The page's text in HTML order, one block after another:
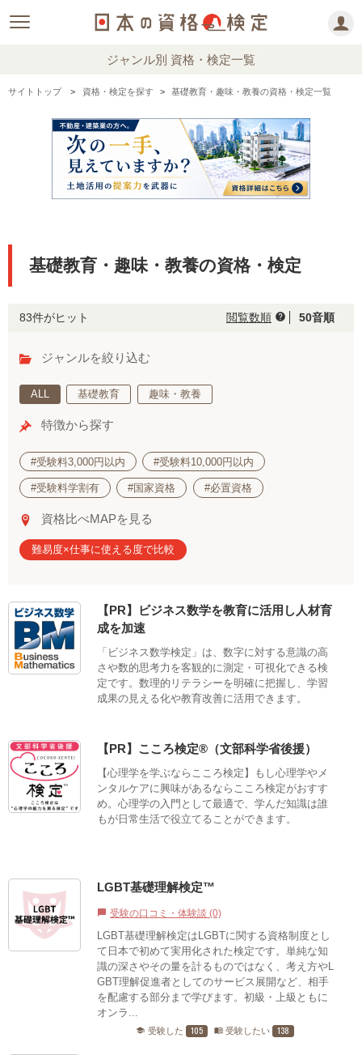
ジャンル別 資格・検定一覧
サイトトップ 資格・検定を探す 基礎教育・趣味・教養の資格・検定一覧
基礎教育・趣味・教養の資格・検定
83件がヒット 閲覧数順 help 50音順
ジャンルを絞り込む
ALL 基礎教育 趣味・教養
特徴から探す
#受験料3,000円以内 #受験料10,000円以内
#受験料学割有 #国家資格 #必置資格
資格比べMAPを見る
難易度×仕事に使える度で比較
【PR】ビジネス数学を教育に活用し人材育
成を加速
「ビジネス数学検定」は、数字に対する意識の高
さや数的思考力を客観的に測定・可視化できる検
定です。数理的リテラシーを明確に把握し、学習
成果の見える化や教育改善に活用できます。
【PR】こころ検定®（文部科学省後援）
【心理学を学ぶならこころ検定】もし心理学やメ
ンタルケアに興味があるならこころ検定がおすす
め。心理学の入門として最適で、学んだ知識は誰
もが日常生活で役立てることができます。
LGBT基礎理解検定™
chat_bubble 受験の口コミ・体験談 (0)
LGBT基礎理解検定はLGBTに関する資格制度とし
て日本で初めて実用化された検定です。単純な知
識の深さやその量を計るものではなく、考え方やL
GBT理解促進者としてのサービス展開など、相手
を配慮する部分まで学びます。初級・上級ともに
オンラ...
school 受験した 105 menu_book 受験したい 138